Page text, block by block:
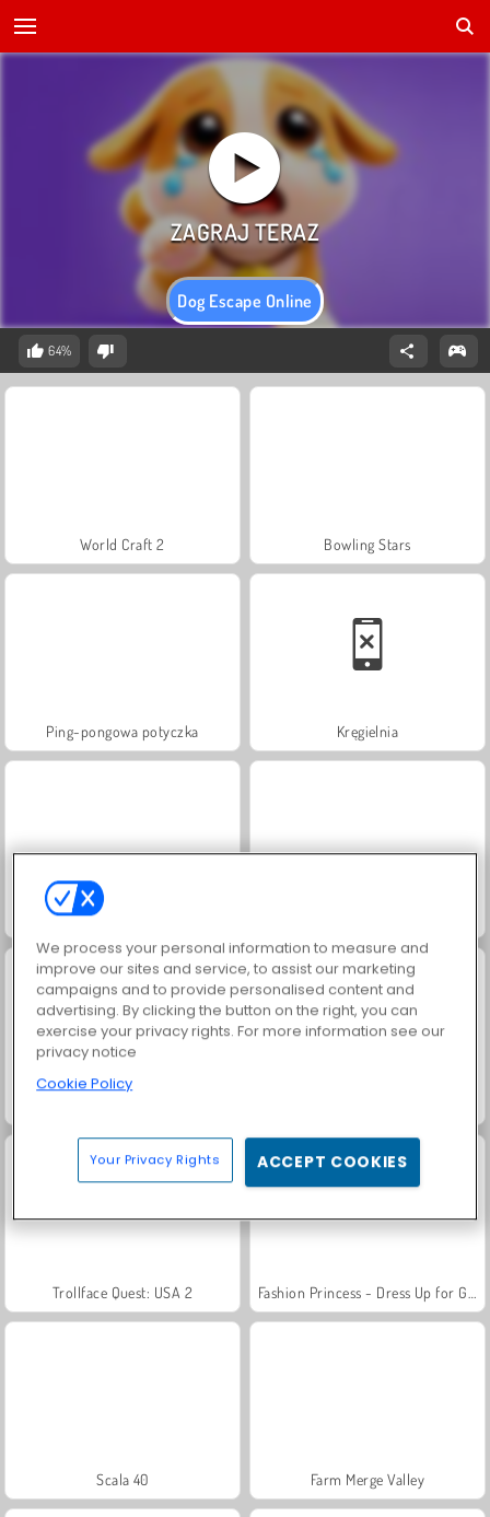
Dog Escape Online
64%
World Craft 2 Bowling Stars
Ping-pongowa potyczka Kręgielnia
Juice Merge
Trollface Quest: USA 2
Scala 40 Farm Merge Valley
We process your personal information to measure and
improve our sites and service, to assist our marketing
campaigns and to provide personalised content and
advertising. By clicking the button on the right, you can
exercise your privacy rights. For more information see our
privacy notice
Cookie Policy
Your Privacy Rights ACCEPT COOKIES